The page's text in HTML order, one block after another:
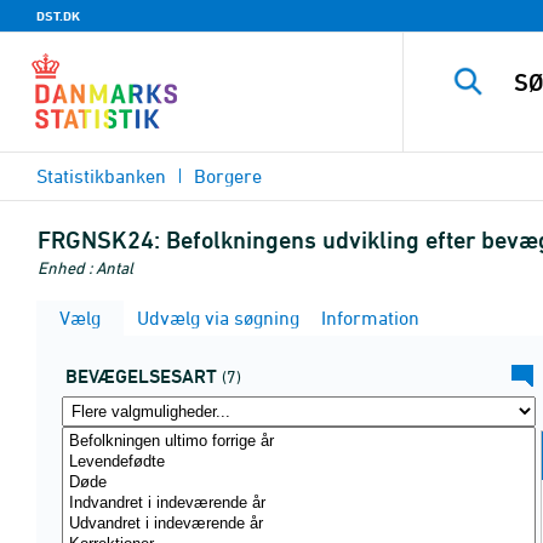
DST.DK
Statistikbanken Borgere
FRGNSK24: Befolkningens udvikling efter
Enhed : Antal
Vælg Udvælg via søgning Information
BEVÆGELSESART (7)